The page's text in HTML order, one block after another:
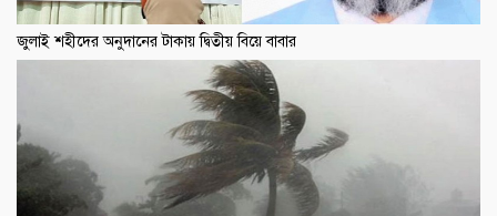
জুলাই শহীদের অনুদানের টাকায় দ্বিতীয় বিয়ে বাবার